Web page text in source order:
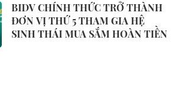
BIDV CHÍNH THỨC TRỞ THÀNH
ĐƠN VỊ THỨ 5 THAM GIA HỆ
SINH THÁI MUA SẮM HOÀN TIỀN